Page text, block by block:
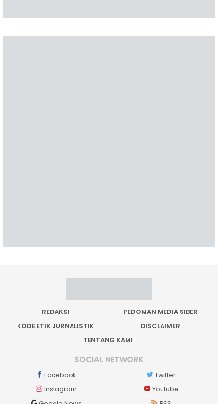
REDAKSI
PEDOMAN MEDIA SIBER
KODE ETIK JURNALISTIK
DISCLAIMER
TENTANG KAMI
SOCIAL NETWORK
Facebook
Twitter
Instagram
Youtube